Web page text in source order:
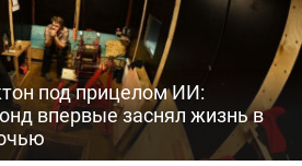
под прицелом ИИ:
впервые заснял жизнь в